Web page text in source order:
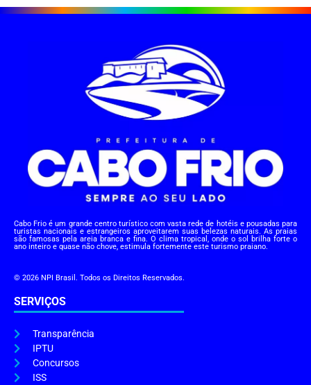
Cabo Frio é um grande centro turístico com vasta rede de hotéis e pousadas para
turistas nacionais e estrangeiros aproveitarem suas belezas naturais. As praias
são famosas pela areia branca e fina. O clima tropical, onde o sol brilha forte o
ano inteiro e quase não chove, estimula fortemente este turismo praiano.
© 2026 NPI Brasil. Todos os Direitos Reservados.
SERVIÇOS
Transparência
IPTU
Concursos
ISS